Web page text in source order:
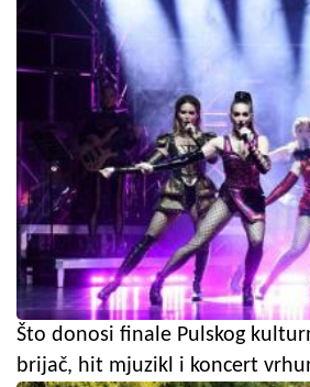
Što donosi finale Pulskog
brijač, hit mjuzikl i koncert